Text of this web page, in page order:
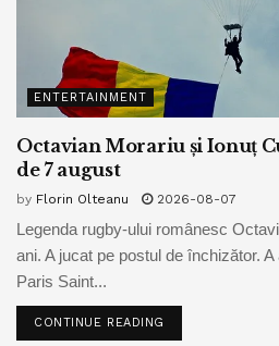
ENTERTAINMENT
Octavian Morariu și Ionuț
de 7 august
by Florin Olteanu 2026-08-07
Legenda rugby-ului românesc
ani. A jucat pe postul de închizător.
Paris Saint...
CONTINUE READING